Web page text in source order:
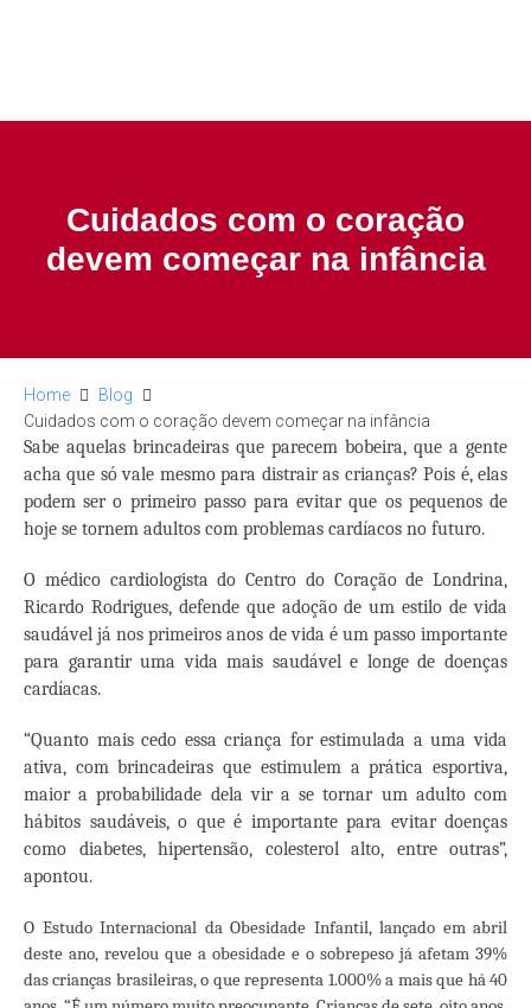
Cuidados com o coração
devem começar na infância
Home
Blog
Cuidados com o coração devem começar na infância
Sabe aquelas brincadeiras que parecem bobeira, que a gente
acha que só vale mesmo para distrair as crianças? Pois é, elas
podem ser o primeiro passo para evitar que os pequenos de
hoje se tornem adultos com problemas cardíacos no futuro.
O médico cardiologista do Centro do Coração de Londrina,
Ricardo Rodrigues, defende que adoção de um estilo de vida
saudável já nos primeiros anos de vida é um passo importante
para garantir uma vida mais saudável e longe de doenças
cardíacas.
“Quanto mais cedo essa criança for estimulada a uma vida
ativa, com brincadeiras que estimulem a prática esportiva,
maior a probabilidade dela vir a se tornar um adulto com
hábitos saudáveis, o que é importante para evitar doenças
como diabetes, hipertensão, colesterol alto, entre outras”,
apontou.
O Estudo Internacional da Obesidade Infantil, lançado em abril
deste ano, revelou que a obesidade e o sobrepeso já afetam 39%
das crianças brasileiras, o que representa 1.000% a mais que há 40